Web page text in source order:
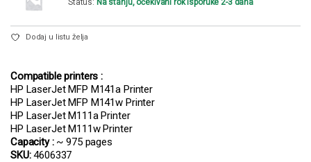
Dodaj u listu želja
Compatible printers :
HP LaserJet MFP M141a Printer
HP LaserJet MFP M141w Printer
HP LaserJet M111a Printer
HP LaserJet M111w Printer
Capacity :~ 975 pages
SKU:4606337